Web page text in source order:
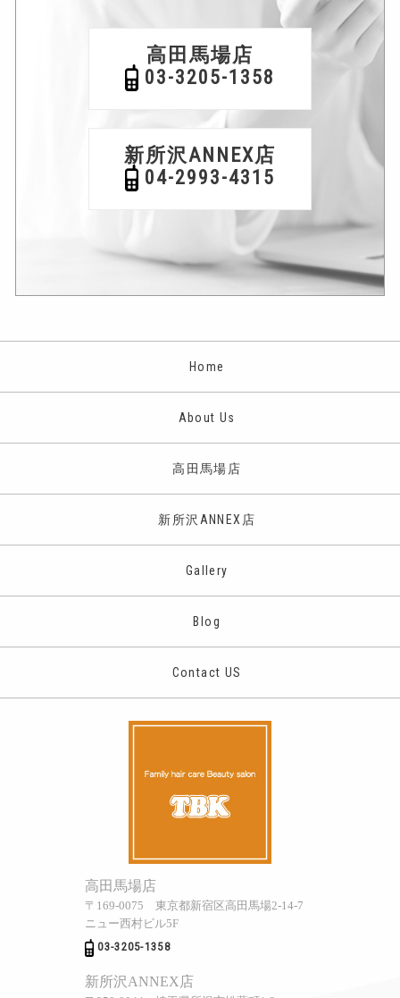
高田馬場店
03-3205-1358
新所沢ANNEX店
04-2993-4315
Home
About Us
高田馬場店
新所沢ANNEX店
Gallery
Blog
Contact US
高田馬場店
〒169-0075 東京都新宿区高田馬場2-14-7
ニュー西村ビル5F
03-3205-1358
新所沢ANNEX店